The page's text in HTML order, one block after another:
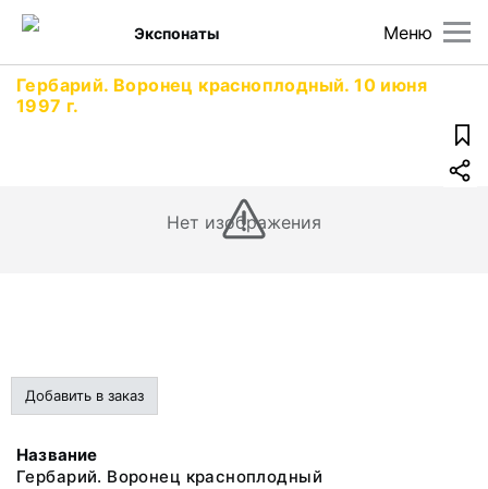
Меню
Экспонаты
Гербарий. Воронец красноплодный. 10 июня
1997 г.
Нет изображения
Добавить в заказ
Название
Гербарий. Воронец красноплодный